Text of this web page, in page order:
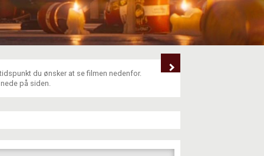
du ønsker at se filmen nedenfor.
på siden.